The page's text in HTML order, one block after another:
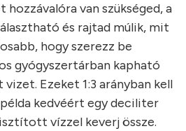
hozzávalóra van szükséged, a
és rajtad múlik, mit
hogy szerezz be
gyógyszertárban kapható
Ezeket 1:3 arányban kell
kedvéért egy deciliter
vízzel keverj össze.